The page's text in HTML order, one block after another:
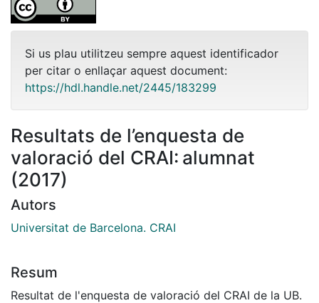
Si us plau utilitzeu sempre aquest identificador
per citar o enllaçar aquest document:
https://hdl.handle.net/2445/183299
Resultats de l’enquesta de
valoració del CRAI: alumnat
(2017)
Autors
Universitat de Barcelona. CRAI
Resum
Resultat de l'enquesta de valoració del CRAI de la UB.